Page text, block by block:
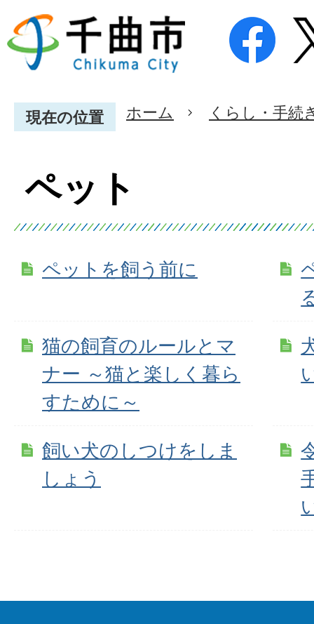
現在の位置 ホーム くらし・手続
ペット
ペットを飼う前に
猫の飼育のルールとマ
ナー ～猫と楽しく暮ら
すために～
飼い犬のしつけをしま
しょう